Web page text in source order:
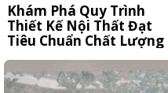
Khám Phá Quy Trình
Thiết Kế Nội Thất Đạt
Tiêu Chuẩn Chất Lượng
Quốc Tế